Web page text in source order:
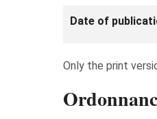
Date of
Only the print